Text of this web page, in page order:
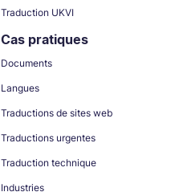
Traduction UKVI
Cas pratiques
Documents
Langues
Traductions de sites web
Traductions urgentes
Traduction technique
Industries